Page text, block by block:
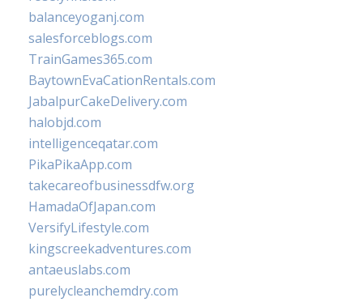
balanceyoganj.com
salesforceblogs.com
TrainGames365.com
BaytownEvaCationRentals.com
JabalpurCakeDelivery.com
halobjd.com
intelligenceqatar.com
PikaPikaApp.com
takecareofbusinessdfw.org
HamadaOfJapan.com
VersifyLifestyle.com
kingscreekadventures.com
antaeuslabs.com
purelycleanchemdry.com